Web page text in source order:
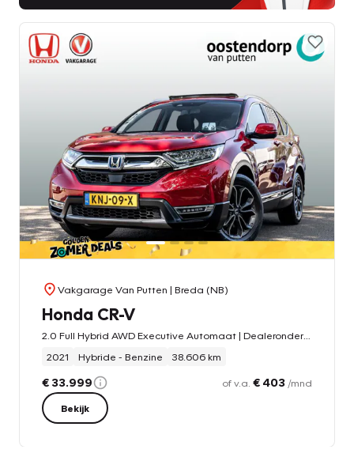
Vakgarage Van Putten | Breda (NB)
Honda CR-V
2021
Hybride - Benzine 38.606 km
€ 33.999 of v.a. € 403 /mnd
Bekijk